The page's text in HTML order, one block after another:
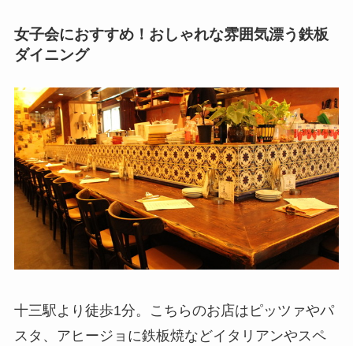
女子会におすすめ！おしゃれな雰囲気漂う鉄板
ダイニング
十三駅より徒歩1分。こちらのお店はピッツァやパ
スタ、アヒージョに鉄板焼などイタリアンやスペ